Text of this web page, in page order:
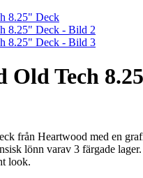
Old Tech
från Heartwood med en
lönn varav 3 färgade
look.